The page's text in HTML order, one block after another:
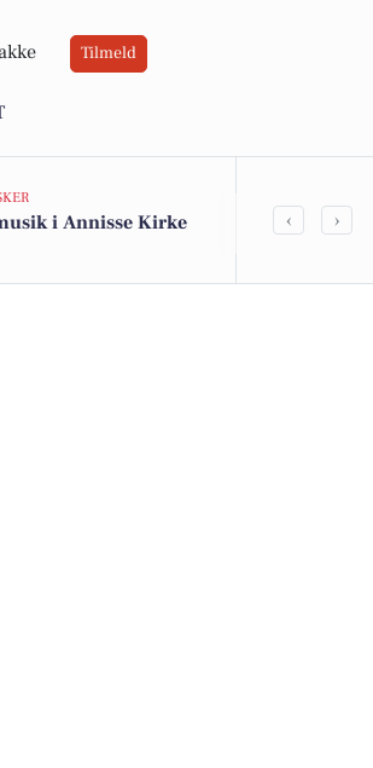
Tilmeld
i Annisse Kirke
Savner du
‹ ›